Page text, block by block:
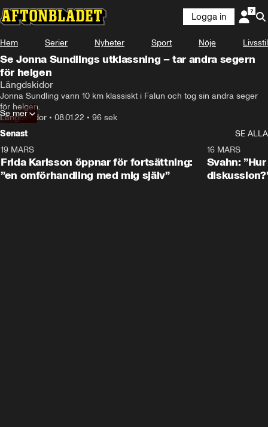
Logga in
Hem Serier Nyheter Sport Nöje Livsstil
Se Jonna Sundlings utklassning – tar andra segern
för helgen
Längdskidor
Jonna Sundling vann 10 km klassiskt i Falun och tog sin andra seger
för helgen.
Längdskidor • 08.01.22 • 96 sek
Se mer
Senast
SE ALLA
19 MARS
Frida Karlsson öppnar för fortsättning:
”en omförhandling med mig själv”
16 MARS
Svahn: